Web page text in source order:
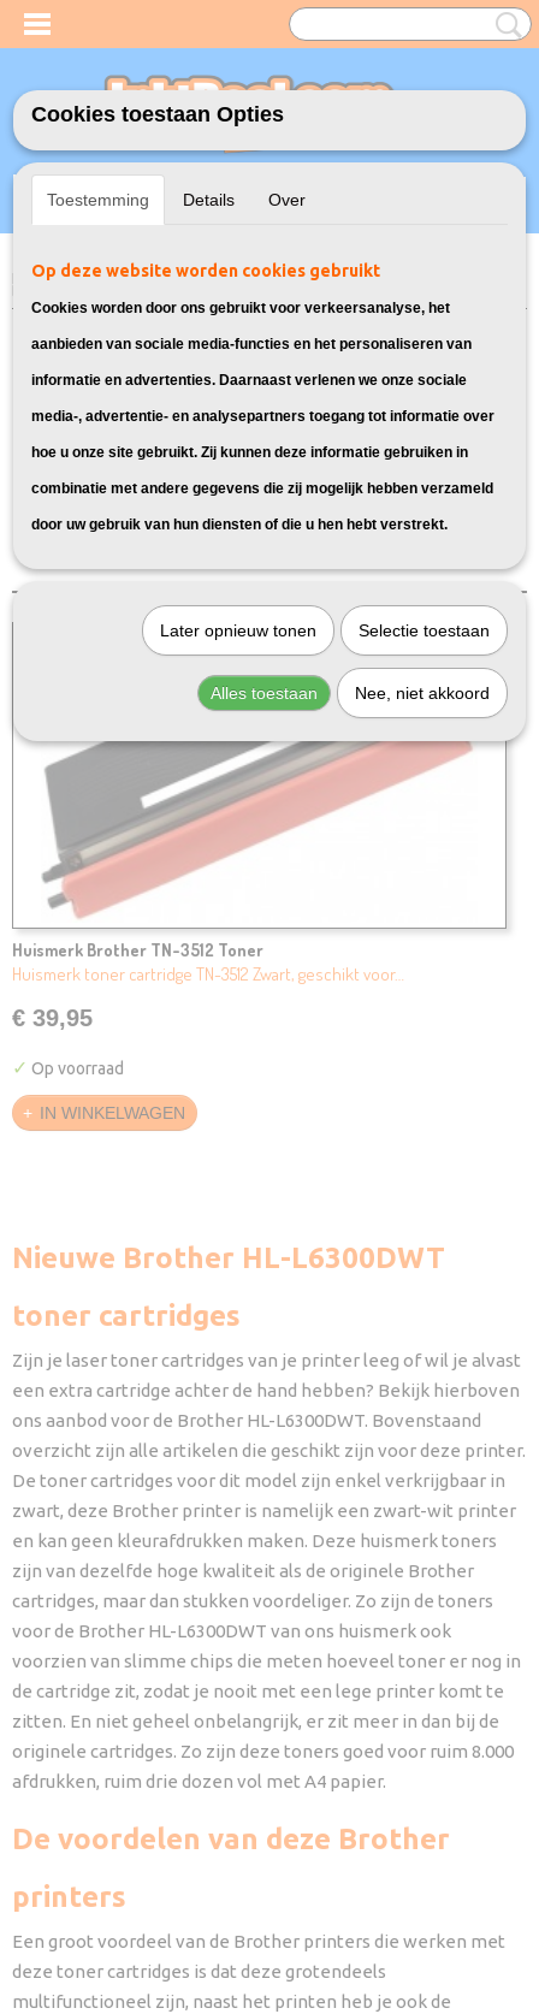
Inloggen Registreren
UW WINKELWAGEN
Home>Toners>TN-3512 Toner cartridge voor Brother
Bekijk hier alle laser toner
cartridges voor de Brother HL-
L6300DWT:
Sorteer op:
Huismerk Brother TN-3512 Toner
Huismerk toner cartridge TN-3512 Zwart, geschikt voor…
€ 39,95
✓ Op voorraad
IN WINKELWAGEN
Nieuwe Brother HL-L6300DWT
toner cartridges
Zijn je laser toner cartridges van je printer leeg of wil je alvast
een extra cartridge achter de hand hebben? Bekijk hierboven
ons aanbod voor de Brother HL-L6300DWT. Bovenstaand
overzicht zijn alle artikelen die geschikt zijn voor deze printer.
De toner cartridges voor dit model zijn enkel verkrijgbaar in
zwart, deze Brother printer is namelijk een zwart-wit printer
en kan geen kleurafdrukken maken. Deze huismerk toners
zijn van dezelfde hoge kwaliteit als de originele Brother
cartridges, maar dan stukken voordeliger. Zo zijn de toners
voor de Brother HL-L6300DWT van ons huismerk ook
voorzien van slimme chips die meten hoeveel toner er nog in
de cartridge zit, zodat je nooit met een lege printer komt te
zitten. En niet geheel onbelangrijk, er zit meer in dan bij de
originele cartridges. Zo zijn deze toners goed voor ruim 8.000
afdrukken, ruim drie dozen vol met A4 papier.
De voordelen van deze Brother
printers
Een groot voordeel van de Brother printers die werken met
deze toner cartridges is dat deze grotendeels
multifunctioneel zijn, naast het printen heb je ook de
Cookies toestaan Opties
Toestemming Details Over
Op deze website worden cookies gebruikt
Cookies worden door ons gebruikt voor verkeersanalyse, het
aanbieden van sociale media-functies en het personaliseren van
informatie en advertenties. Daarnaast verlenen we onze sociale
media-, advertentie- en analysepartners toegang tot informatie over
hoe u onze site gebruikt. Zij kunnen deze informatie gebruiken in
combinatie met andere gegevens die zij mogelijk hebben verzameld
door uw gebruik van hun diensten of die u hen hebt verstrekt.
Later opnieuw tonen Selectie toestaan
Alles toestaan Nee, niet akkoord